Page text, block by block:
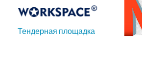
Тендерная площадка